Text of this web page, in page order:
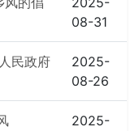
08-31
民政府
2025-
08-26
2025-